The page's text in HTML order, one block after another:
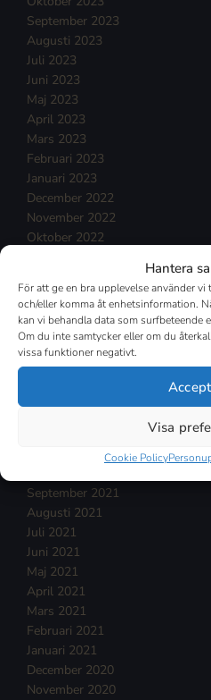
Hantera
För att ge en bra upplevelse använder
och/eller komma åt enhetsinformation.
kan vi behandla data som surfbeteende
Om du inte samtycker eller om du
vissa funktioner negativt.
Visa
Cookie Policy
September 2023
Augusti 2023
Juli 2023
Juni 2023
Maj 2023
April 2023
Mars 2023
Februari 2023
Januari 2023
December 2022
November 2022
Oktober 2022
Juli 2022
Juni 2022
Maj 2022
April 2022
November 2021
September 2021
Augusti 2021
Juli 2021
Juni 2021
Maj 2021
April 2021
Mars 2021
Februari 2021
Januari 2021
December 2020
November 2020